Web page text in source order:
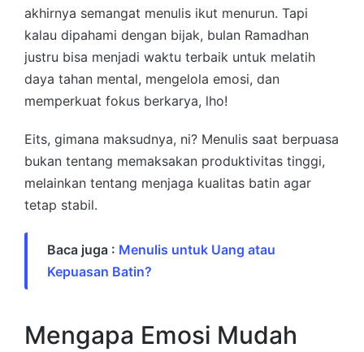
akhirnya semangat menulis ikut menurun. Tapi
kalau dipahami dengan bijak, bulan Ramadhan
justru bisa menjadi waktu terbaik untuk melatih
daya tahan mental, mengelola emosi, dan
memperkuat fokus berkarya, lho!
Eits, gimana maksudnya, ni? Menulis saat berpuasa
bukan tentang memaksakan produktivitas tinggi,
melainkan tentang menjaga kualitas batin agar
tetap stabil.
Baca juga : Menulis untuk Uang atau
Kepuasan Batin?
Mengapa Emosi Mudah